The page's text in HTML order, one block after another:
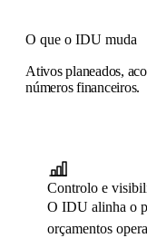
O que o IDU muda
Ativos planeados,
números financeiros.
Controlo e
O IDU alinha o
orçamentos